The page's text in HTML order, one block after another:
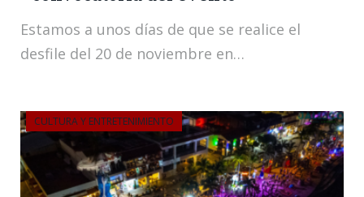
Estamos a unos días de que se realice el
desfile del 20 de noviembre en…
CULTURA Y ENTRETENIMIENTO